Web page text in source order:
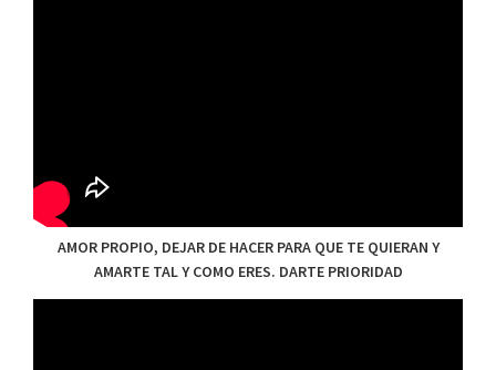
AMOR PROPIO, DEJAR DE HACER PARA QUE TE QUIERAN Y
AMARTE TAL Y COMO ERES. DARTE PRIORIDAD